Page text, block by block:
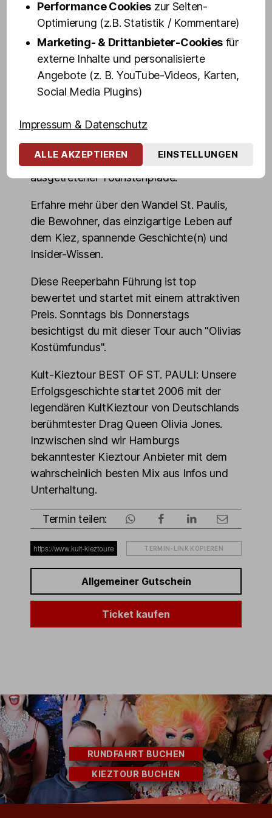
St. Pauli" - Altes und Neues, Geheimtipps
und Dinge, die du über den weltbekanntem
Stadtteil wissen musst.
Blicke hinter die Kulissen von Hamburgs
"sündigster Meile" und erlebe die
ungeschminkt. Entdecke die dunkelsten
Ecken, mörderischsten Kneipen,
denkwürdigsten Orte, auch abseits
ausgetretener Touristenpfade.
Erfahre mehr über den Wandel St. Paulis,
die Bewohner, das einzigartige Leben auf
dem Kiez, spannende Geschichte(n) und
Insider-Wissen.
Diese Reeperbahn Führung ist top
bewertet und startet mit einem attraktiven
Preis. Sonntags bis Donnerstags
besichtigst du mit dieser Tour auch "Olivias
Kostümfundus".
Kult-Kieztour BEST OF ST. PAULI: Unsere
Erfolgsgeschichte startet 2006 mit der
legendären KultKieztour von Deutschlands
berühmtester Drag Queen Olivia Jones.
Inzwischen sind wir Hamburgs
bekanntester Kieztour Anbieter mit dem
wahrscheinlich besten Mix aus Infos und
Unterhaltung.
Termin teilen:
TERMIN-LINK KOPIEREN
Allgemeiner Gutschein
Ticket kaufen
RUNDFAHRT BUCHEN
KIEZTOUR BUCHEN
Performance Cookies zur Seiten-
Optimierung (z.B. Statistik / Kommentare)
Marketing- & Drittanbieter-Cookies für
externe Inhalte und personalisierte
Angebote (z. B. YouTube-Videos, Karten,
Social Media Plugins)
Impressum & Datenschutz
ALLE AKZEPTIEREN EINSTELLUNGEN